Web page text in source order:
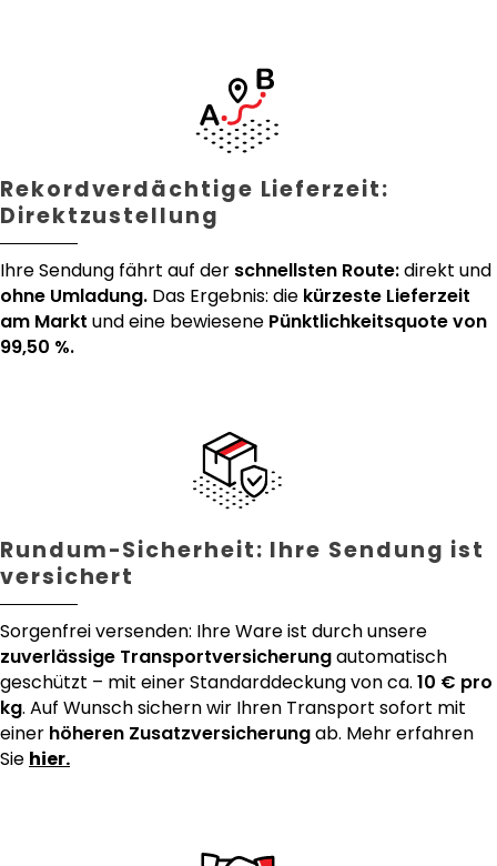
Rekordverdächtige Lieferzeit:
Direktzustellung
Ihre Sendung fährt auf der schnellsten Route:direkt und
ohne Umladung. Das Ergebnis: die kürzeste Lieferzeit
am Markt und eine bewiesene Pünktlichkeitsquote von
99,50 %.
Rundum-Sicherheit: Ihre Sendung ist
versichert
Sorgenfrei versenden: Ihre Ware ist durch unsere
zuverlässige Transportversicherungautomatisch
geschützt – mit einer Standarddeckung von ca. 10 € pro
kg. Auf Wunsch sichern wir Ihren Transport sofort mit
einer höheren Zusatzversicherungab. Mehr erfahren
Sie hier.